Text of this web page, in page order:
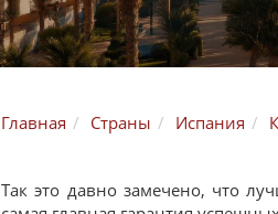
Главная Страны Испания
Так это давно замечено, что